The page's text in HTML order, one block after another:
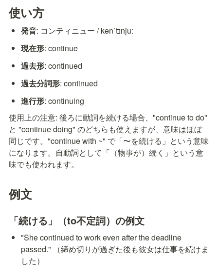
使い方
発音: コンティニュー / kənˈtɪnjuː
現在形: continue
過去形: continued
過去分詞形: continued
進行形: continuing
使用上の注意: 後ろに動詞を続ける場合、"continue to do"
と "continue doing" のどちらも使えますが、意味はほぼ
同じです。"continue with ~" で「〜を続ける」という意味
になります。自動詞として「（物事が）続く」という意
味でも使われます。
例文
「続ける」（to不定詞）の例文
"She continued to work even after the deadline
passed." （締め切りが過ぎた後も彼女は仕事を続けま
した）